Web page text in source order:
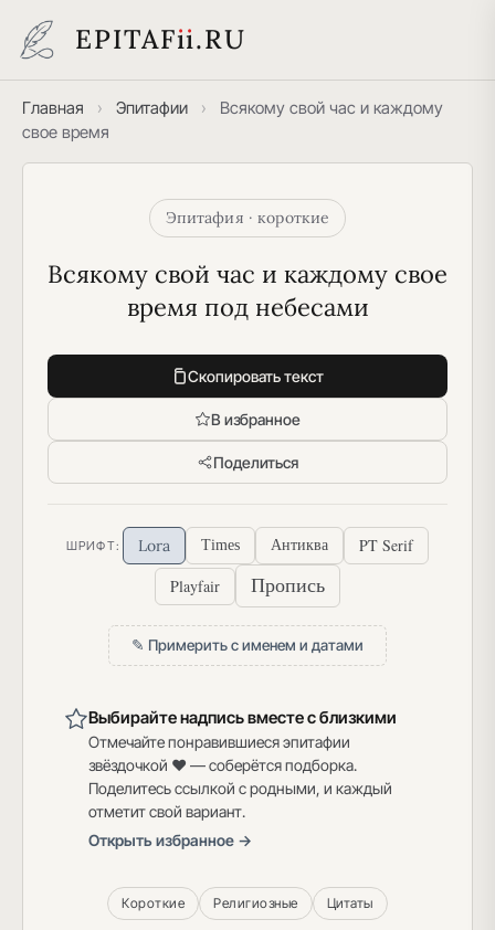
EPITAFii.RU
Главная › Эпитафии ›
Всякому свой час и каждому
свое время
Эпитафия · короткие
Всякому свой час и каждому свое
время под небесами
Скопировать текст
В избранное
Поделиться
ШРИФТ: Lora Times Антиква
PT Serif
Playfair
Пропись
✎ Примерить с именем и датами
Выбирайте надпись вместе с близкими
Отмечайте понравившиеся эпитафии
звёздочкой ♥ — соберётся подборка.
Поделитесь ссылкой с родными, и каждый
отметит свой вариант.
Открыть избранное →
Короткие Религиозные Цитаты